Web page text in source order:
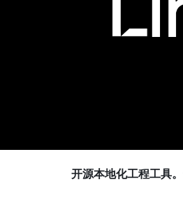
开源本地化工程工具